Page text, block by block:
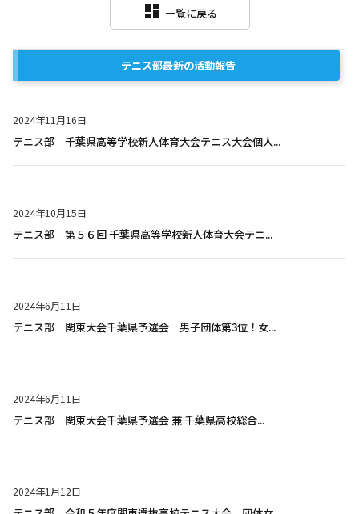
dashboard 一覧に戻る
テニス部最新の活動報告
2024年11月16日
テニス部 千葉県高等学校新人体育大会テニス大会個人...
2024年10月15日
テニス部 第５６回 千葉県高等学校新人体育大会テニ...
2024年6月11日
テニス部 関東大会千葉県予選会 男子団体第3位！女...
2024年6月11日
テニス部 関東大会千葉県予選会 兼 千葉県高校総合...
2024年1月12日